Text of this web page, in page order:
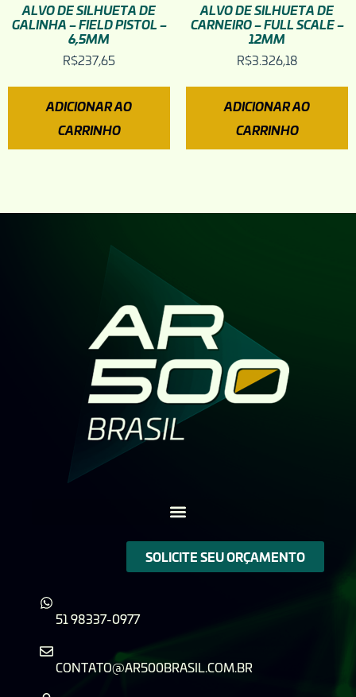
ALVO DE SILHUETA DE
GALINHA – FIELD PISTOL –
6,5MM
R$237,65
ADICIONAR AO
CARRINHO
ALVO DE SILHUETA DE
CARNEIRO – FULL SCALE –
12MM
R$3.326,18
ADICIONAR AO
CARRINHO
SOLICITE SEU ORÇAMENTO
51 98337-0977
CONTATO@AR500BRASIL.COM.BR